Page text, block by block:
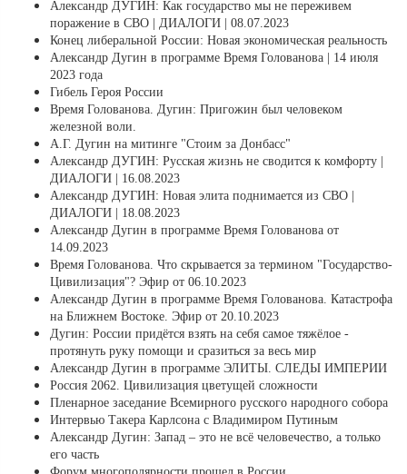
Александр ДУГИН: Как государство мы не переживем
поражение в СВО | ДИАЛОГИ | 08.07.2023
Конец либеральной России: Новая экономическая реальность
Александр Дугин в программе Время Голованова | 14 июля
2023 года
Гибель Героя России
Время Голованова. Дугин: Пригожин был человеком
железной воли.
А.Г. Дугин на митинге "Стоим за Донбасс"
Александр ДУГИН: Русская жизнь не сводится к комфорту |
ДИАЛОГИ | 16.08.2023
Александр ДУГИН: Новая элита поднимается из СВО |
ДИАЛОГИ | 18.08.2023
Александр Дугин в программе Время Голованова от
14.09.2023
Время Голованова. Что скрывается за термином "Государство-
Цивилизация"? Эфир от 06.10.2023
Александр Дугин в программе Время Голованова. Катастрофа
на Ближнем Востоке. Эфир от 20.10.2023
Дугин: России придётся взять на себя самое тяжёлое -
протянуть руку помощи и сразиться за весь мир
Александр Дугин в программе ЭЛИТЫ. СЛЕДЫ ИМПЕРИИ
Россия 2062. Цивилизация цветущей сложности
Пленарное заседание Всемирного русского народного собора
Интервью Такера Карлсона с Владимиром Путиным
Александр Дугин: Запад – это не всё человечество, а только
его часть